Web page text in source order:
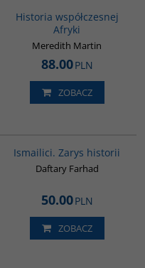
Historia współczesnej
Afryki
Meredith Martin
88.00PLN
ZOBACZ
Ismailici. Zarys historii
Daftary Farhad
50.00PLN
ZOBACZ